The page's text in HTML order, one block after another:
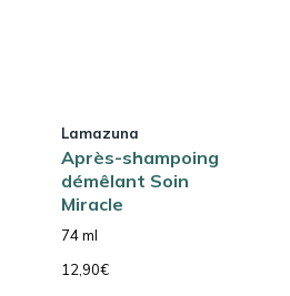
Lamazuna
Après-shampoing
démêlant Soin
Miracle
74 ml
12,90€